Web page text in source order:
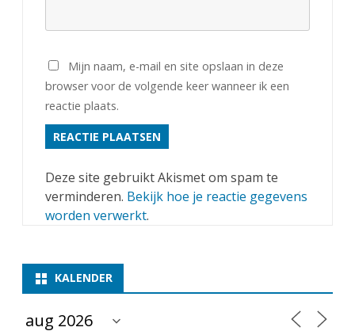
Mijn naam, e-mail en site opslaan in deze
browser voor de volgende keer wanneer ik een
reactie plaats.
Deze site gebruikt Akismet om spam te
verminderen. Bekijk hoe je reactie gegevens
worden verwerkt.
KALENDER